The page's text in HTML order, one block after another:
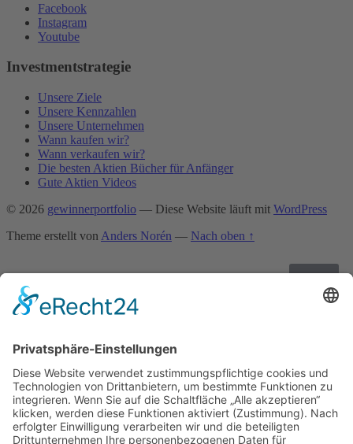
Facebook
Instagram
Youtube
Investmentstrategie
Unsere Ziele
Unsere Kennzahlen
Unsere Unternehmen
Wann kaufen wir?
Wann verkaufen wir?
Die besten Aktien Bücher für Anfänger
Gute Aktien Videos
© 2026 gewinnerportfolio — Diese Website läuft mit WordPress
Theme erstellt von Anders Norén — Nach oben ↑
Immer noch auf der Suche nach einer
Strategie?!?
Hast du keine Lust mehr, von einer Strategie zur nächsten zu
springen? 🦘